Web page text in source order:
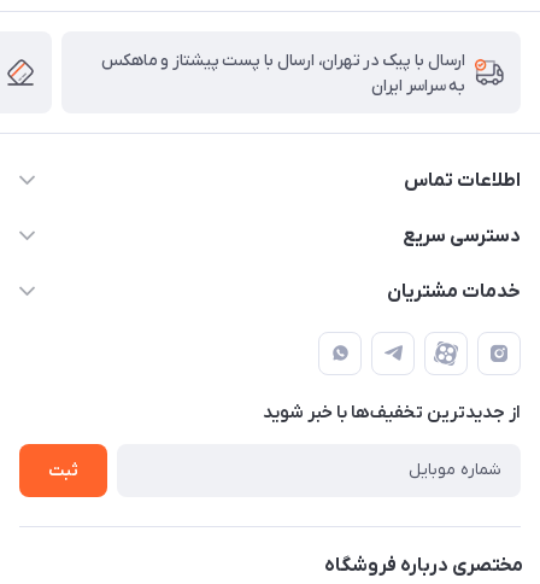
ارسال با پیک در تهران، ارسال با پست پیشتاز و ماهکس
به سراسر ایران
اطلاعات تماس
۰۲۱91095320 - 09120057355 - 09915561288
حضوری از قبل با پشتیبان های فروشگاه هماهنگ کنید)
دسترسی سریع
حساب کاربری
لیست محصولات
تماس با ما
خدمات مشتریان
قوانین و مقررات
حریم خصوصی
راهنما
از جدید‌ترین تخفیف‌ها با‌ خبر شوید
ثبت
مختصری درباره فروشگاه